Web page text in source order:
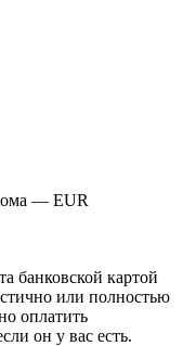
— EUR
банковской картой
или полностью
оплатить
он у вас есть.